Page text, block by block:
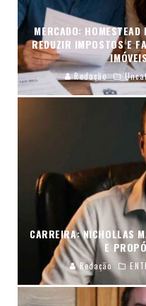
MERCADO:
REDUZIR IMPOSTOS E
Redação
CARREIRA: NICHOLLAS
E
Redação